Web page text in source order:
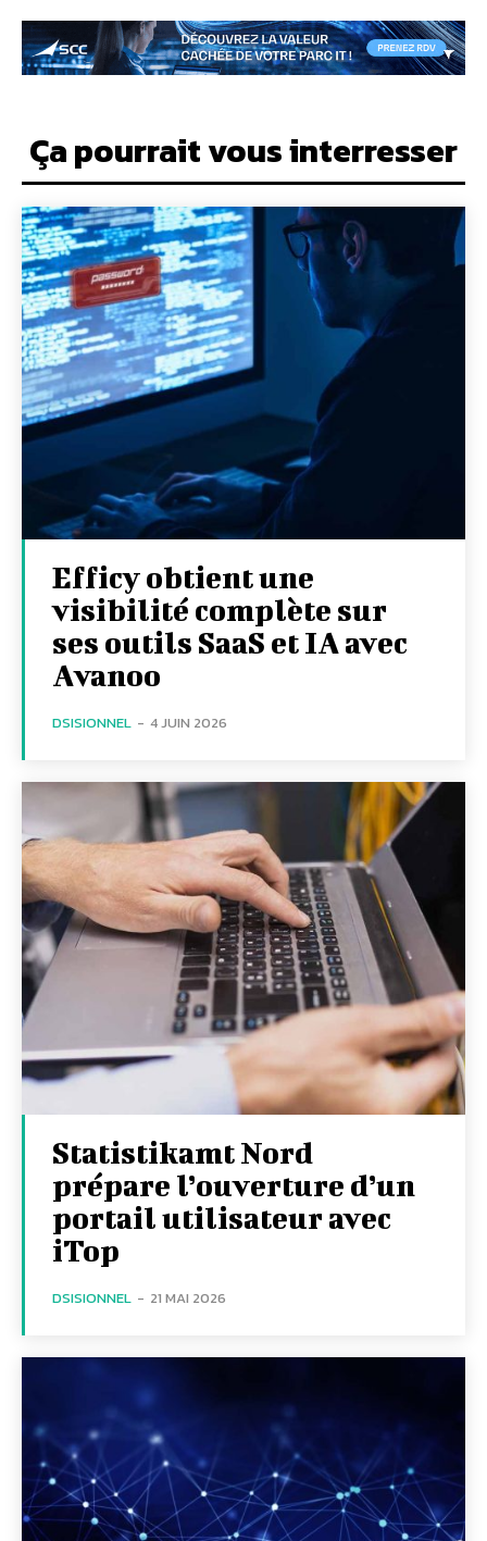
Ça pourrait vous interresser
Efficy obtient une
visibilité complète sur
ses outils SaaS et IA avec
Avanoo
DSISIONNEL - 4 JUIN 2026
Statistikamt Nord
prépare l’ouverture d’un
portail utilisateur avec
iTop
DSISIONNEL - 21 MAI 2026